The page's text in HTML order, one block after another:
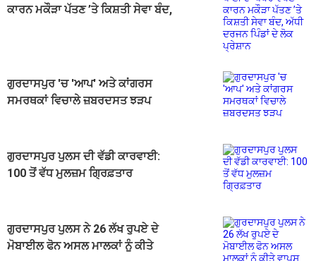
ਕਾਰਨ ਮਕੌੜਾ ਪੱਤਣ ’ਤੇ ਕਿਸ਼ਤੀ ਸੇਵਾ ਬੰਦ,
ਗੁਰਦਾਸਪੁਰ 'ਚ 'ਆਪ' ਅਤੇ ਕਾਂਗਰਸ
ਸਮਰਥਕਾਂ ਵਿਚਾਲੇ ਜ਼ਬਰਦਸਤ ਝੜਪ
ਗੁਰਦਾਸਪੁਰ ਪੁਲਸ ਦੀ ਵੱਡੀ ਕਾਰਵਾਈ:
100 ਤੋਂ ਵੱਧ ਮੁਲਜ਼ਮ ਗ੍ਰਿਫ਼ਤਾਰ
ਗੁਰਦਾਸਪੁਰ ਪੁਲਸ ਨੇ 26 ਲੱਖ ਰੁਪਏ ਦੇ
ਮੋਬਾਈਲ ਫੋਨ ਅਸਲ ਮਾਲਕਾਂ ਨੂੰ ਕੀਤੇ